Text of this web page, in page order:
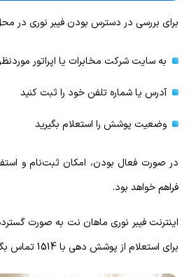
برای بررسی در دسترس بودن فیبر نوری در
به سایت شرکت مخابرات یا اپراتور
آدرس یا شماره تلفن خود را ثبت کنید
وضعیت پوشش را استعلام بگیرید
در صورت فعال بودن، امکان ثبت‌نام و
فراهم خواهد بود.
اینترنت فیبر نوری ماهان نت به صورت
برای استعلام از پوشش دهی با 1514 تماس بگیرید.